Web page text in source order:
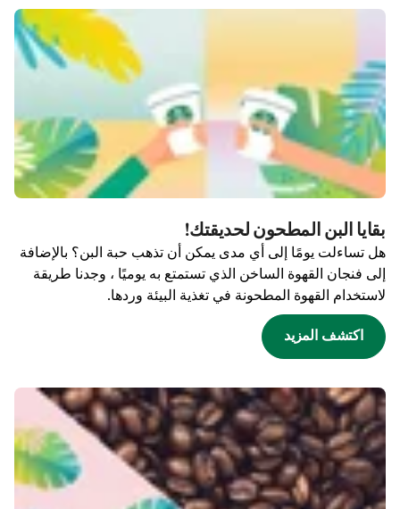
بقايا البن المطحون لحديقتك!
هل تساءلت يومًا إلى أي مدى يمكن أن تذهب حبة البن؟ بالإضافة
إلى فنجان القهوة الساخن الذي تستمتع به يوميًا ، وجدنا طريقة
لاستخدام القهوة المطحونة في تغذية البيئة وردها.
اكتشف المزيد